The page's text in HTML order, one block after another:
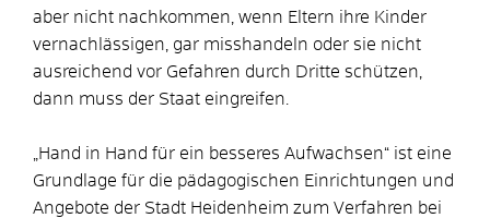
aber nicht nachkommen, wenn Eltern ihre Kinder
vernachlässigen, gar misshandeln oder sie nicht
ausreichend vor Gefahren durch Dritte schützen,
dann muss der Staat eingreifen.
„Hand in Hand für ein besseres Aufwachsen“ ist eine
Grundlage für die pädagogischen Einrichtungen und
Angebote der Stadt Heidenheim zum Verfahren bei